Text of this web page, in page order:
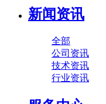
新闻资讯
全部
公司资讯
技术资讯
行业资讯